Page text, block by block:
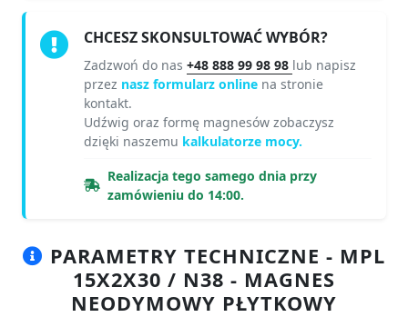
CHCESZ SKONSULTOWAĆ WYBÓR?
Zadzwoń do nas +48 888 99 98 98 lub napisz
przez nasz formularz online na stronie
kontakt.
Udźwig oraz formę magnesów zobaczysz
dzięki naszemu kalkulatorze mocy.
Realizacja tego samego dnia przy
zamówieniu do 14:00.
PARAMETRY TECHNICZNE - MPL
15X2X30 / N38 - MAGNES
NEODYMOWY PŁYTKOWY